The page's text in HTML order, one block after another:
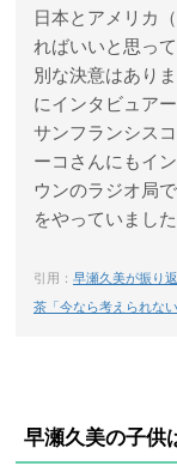
日本とアメリカ
ればいいと思っ
別な決意はあり
にインタビュア
サンフランシス
ーコさんにもイ
ウンのラジオ局
をやっていました
引用： 早瀬久美が振り
茶「今なら考えられない
早瀬久美の子供